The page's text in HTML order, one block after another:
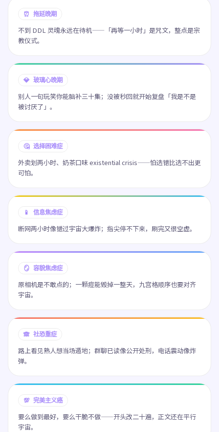
⏰ 拖延晚期
不到 DDL 灵魂永远在待机——「再等一小时」是咒文，整点是宗
教仪式。
💎 玻璃心晚期
别人一句玩笑你能脑补三十集；没被秒回就开始复盘「我是不是
被讨厌了」。
🤔 选择困难症
外卖划两小时、奶茶口味 existential crisis——怕选错比选不出更
可怕。
📱 信息焦虑症
断网两小时像错过宇宙大爆炸；指尖停不下来，刷完又很空虚。
🪞 容貌焦虑症
原相机是不敢点的；一颗痘能毁掉一整天，九宫格顺序也要对齐
宇宙。
🙈 社恐重症
路上看见熟人想当场遁地；群聊已读像公开处刑，电话震动像炸
弹。
💯 完美主义癌
要么做到最好，要么干脆不做——开头改二十遍，正文还在平行
宇宙。